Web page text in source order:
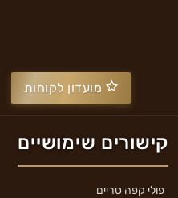
קישורים שימושיים
פולי קפה טריים